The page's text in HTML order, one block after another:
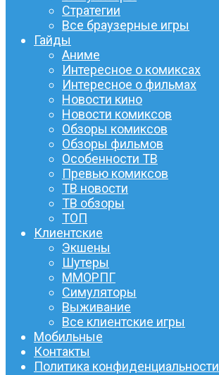
Стратегии
Все браузерные игры
Гайды
Аниме
Интересное о комиксах
Интересное о фильмах
Новости кино
Новости комиксов
Обзоры комиксов
Обзоры фильмов
Особенности ТВ
Превью комиксов
ТВ новости
ТВ обзоры
ТОП
Клиентские
Экшены
Шутеры
ММОРПГ
Симуляторы
Выживание
Все клиентские игры
Мобильные
Контакты
Политика конфиденциальности